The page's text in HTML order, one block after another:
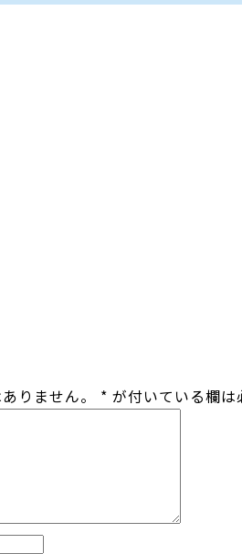
りません。 * が付いている欄は